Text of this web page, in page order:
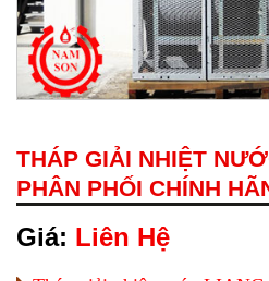
THÁP GIẢI NHIỆT
PHÂN PHỐI CHÍNH
Giá: Liên Hệ